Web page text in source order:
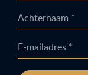
Achternaam *
E-mailadres *